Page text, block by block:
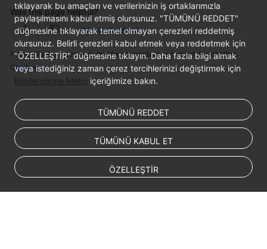
Was this page helpful?
Provide feedback
For any further questions, feel free to contact us through the chatbot.
Chatbot
tıklayarak bu amaçları ve verilerinizin iş ortaklarımızla
paylaşılmasını kabul etmiş olursunuz. "TÜMÜNÜ REDDET"
düğmesine tıklayarak temel olmayan çerezleri reddetmiş
olursunuz. Belirli çerezleri kabul etmek veya reddetmek için
"ÖZELLEŞTİR" düğmesine tıklayın. Daha fazla bilgi almak
veya istediğiniz zaman çerez tercihlerinizi değiştirmek için
Bilgilendirme Metni içeriğimize bakın.
TÜMÜNÜ REDDET
TÜMÜNÜ KABUL ET
ÖZELLEŞTİR